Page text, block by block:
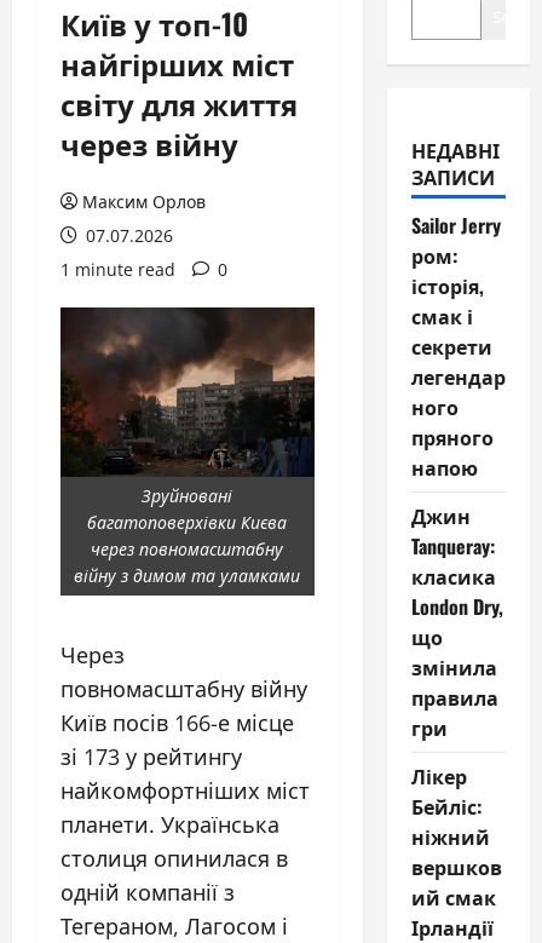
Київ у топ-10
найгірших міст
світу для життя
через війну
Максим Орлов
07.07.2026
1 minute read
0
Зруйновані
багатоповерхівки Києва
через повномасштабну
війну з димом та уламками
Через
повномасштабну війну
Київ посів 166-е місце
зі 173 у рейтингу
найкомфортніших міст
планети. Українська
столиця опинилася в
одній компанії з
Тегераном, Лагосом і
НЕДАВНІ
ЗАПИСИ
Sailor Jerry
ром:
історія,
смак і
секрети
легендар
ного
пряного
напою
Джин
Tanqueray:
класика
London Dry,
що
змінила
правила
гри
Лікер
Бейліс:
ніжний
вершков
ий смак
Ірландії